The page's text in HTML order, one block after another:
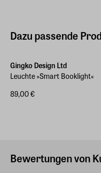
Dazu passende
Gingko Design Ltd
Leuchte »Smart Booklight«
89,00 €
Bewertungen von